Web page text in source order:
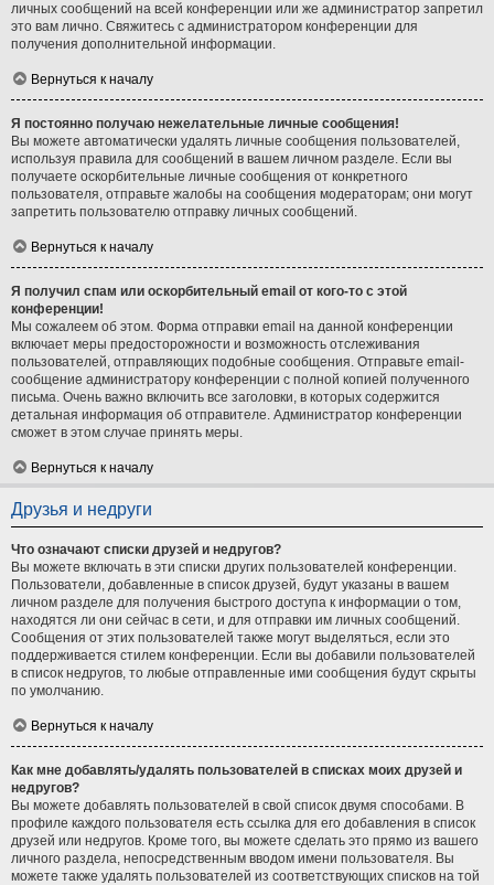
личных сообщений на всей конференции или же администратор запретил
это вам лично. Свяжитесь с администратором конференции для
получения дополнительной информации.
Вернуться к началу
Я постоянно получаю нежелательные личные сообщения!
Вы можете автоматически удалять личные сообщения пользователей,
используя правила для сообщений в вашем личном разделе. Если вы
получаете оскорбительные личные сообщения от конкретного
пользователя, отправьте жалобы на сообщения модераторам; они могут
запретить пользователю отправку личных сообщений.
Вернуться к началу
Я получил спам или оскорбительный email от кого-то с этой
конференции!
Мы сожалеем об этом. Форма отправки email на данной конференции
включает меры предосторожности и возможность отслеживания
пользователей, отправляющих подобные сообщения. Отправьте email-
сообщение администратору конференции с полной копией полученного
письма. Очень важно включить все заголовки, в которых содержится
детальная информация об отправителе. Администратор конференции
сможет в этом случае принять меры.
Вернуться к началу
Друзья и недруги
Что означают списки друзей и недругов?
Вы можете включать в эти списки других пользователей конференции.
Пользователи, добавленные в список друзей, будут указаны в вашем
личном разделе для получения быстрого доступа к информации о том,
находятся ли они сейчас в сети, и для отправки им личных сообщений.
Сообщения от этих пользователей также могут выделяться, если это
поддерживается стилем конференции. Если вы добавили пользователей
в список недругов, то любые отправленные ими сообщения будут скрыты
по умолчанию.
Вернуться к началу
Как мне добавлять/удалять пользователей в списках моих друзей и
недругов?
Вы можете добавлять пользователей в свой список двумя способами. В
профиле каждого пользователя есть ссылка для его добавления в список
друзей или недругов. Кроме того, вы можете сделать это прямо из вашего
личного раздела, непосредственным вводом имени пользователя. Вы
можете также удалять пользователей из соответствующих списков на той